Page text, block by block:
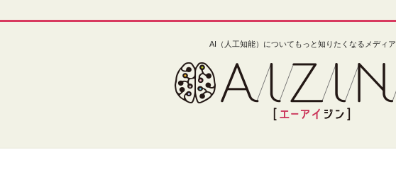
AI（人工知能）についてもっと知りたくなるメディア